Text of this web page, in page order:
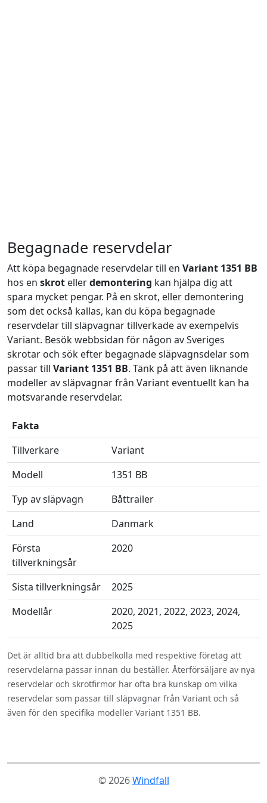
Begagnade reservdelar
Att köpa begagnade reservdelar till en Variant 1351 BB
hos en skrot ellerdemontering kan hjälpa dig att
spara mycket pengar. På en skrot, eller demontering
som det också kallas, kan du köpa begagnade
reservdelar till släpvagnar tillverkade av exempelvis
Variant. Besök webbsidan för någon av Sveriges
skrotar och sök efter begagnade släpvagnsdelar som
passar till Variant 1351 BB. Tänk på att även liknande
modeller av släpvagnar från Variant eventuellt kan ha
motsvarande reservdelar.
Fakta
Tillverkare
Variant
Modell
1351 BB
Typ av släpvagn
Båttrailer
Land
Danmark
Första
tillverkningsår
2020
Sista tillverkningsår
2025
Modellår
2020, 2021, 2022, 2023, 2024,
2025
Det är alltid bra att dubbelkolla med respektive företag att
reservdelarna passar innan du beställer. Återförsäljare av nya
reservdelar och skrotfirmor har ofta bra kunskap om vilka
reservdelar som passar till släpvagnar från Variant och så
även för den specifika modeller Variant 1351 BB.
© 2026Windfall